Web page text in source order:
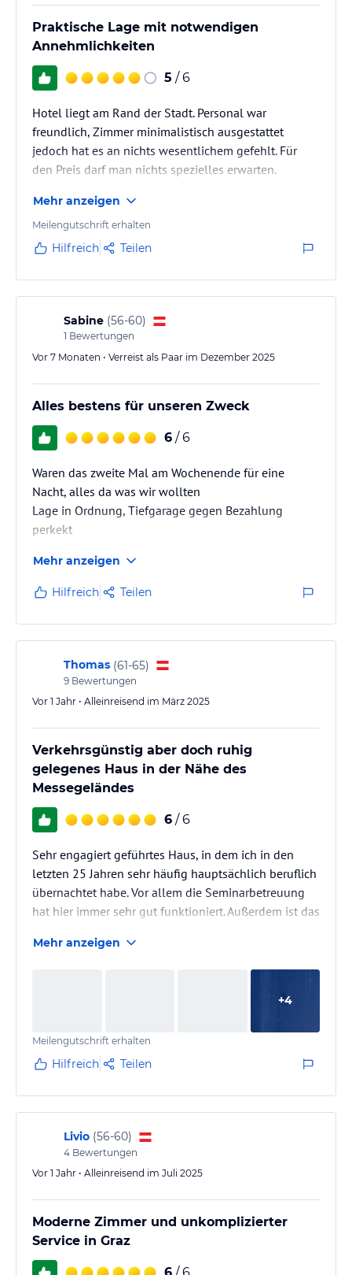
Praktische Lage mit notwendigen
Annehmlichkeiten
5 / 6
Hotel liegt am Rand der Stadt. Personal war
freundlich, Zimmer minimalistisch ausgestattet
jedoch hat es an nichts wesentlichem gefehlt. Für
den Preis darf man nichts spezielles erwarten.
verfügbar.
Mehr anzeigen
Meilengutschrift erhalten
Hilfreich Teilen
Sabine (56-60)
1 Bewertungen
Vor 7 Monaten • Verreist als Paar im Dezember 2025
Alles bestens für unseren Zweck
6 / 6
Waren das zweite Mal am Wochenende für eine
Nacht, alles da was wir wollten
Lage in Ordnung, Tiefgarage gegen Bezahlung
perkekt
Liegt direkt neben Billa ist aber nicht störend
Mehr anzeigen
Hilfreich Teilen
Thomas (61-65)
9 Bewertungen
Vor 1 Jahr • Alleinreisend im März 2025
Verkehrsgünstig aber doch ruhig
gelegenes Haus in der Nähe des
Messegeländes
6 / 6
Sehr engagiert geführtes Haus, in dem ich in den
letzten 25 Jahren sehr häufig hauptsächlich beruflich
übernachtet habe. Vor allem die Seminarbetreuung
hat hier immer sehr gut funktioniert. Außerdem ist das
erreichbar
Mehr anzeigen
+4
Meilengutschrift erhalten
Hilfreich Teilen
Livio (56-60)
4 Bewertungen
Vor 1 Jahr • Alleinreisend im Juli 2025
Moderne Zimmer und unkomplizierter
Service in Graz